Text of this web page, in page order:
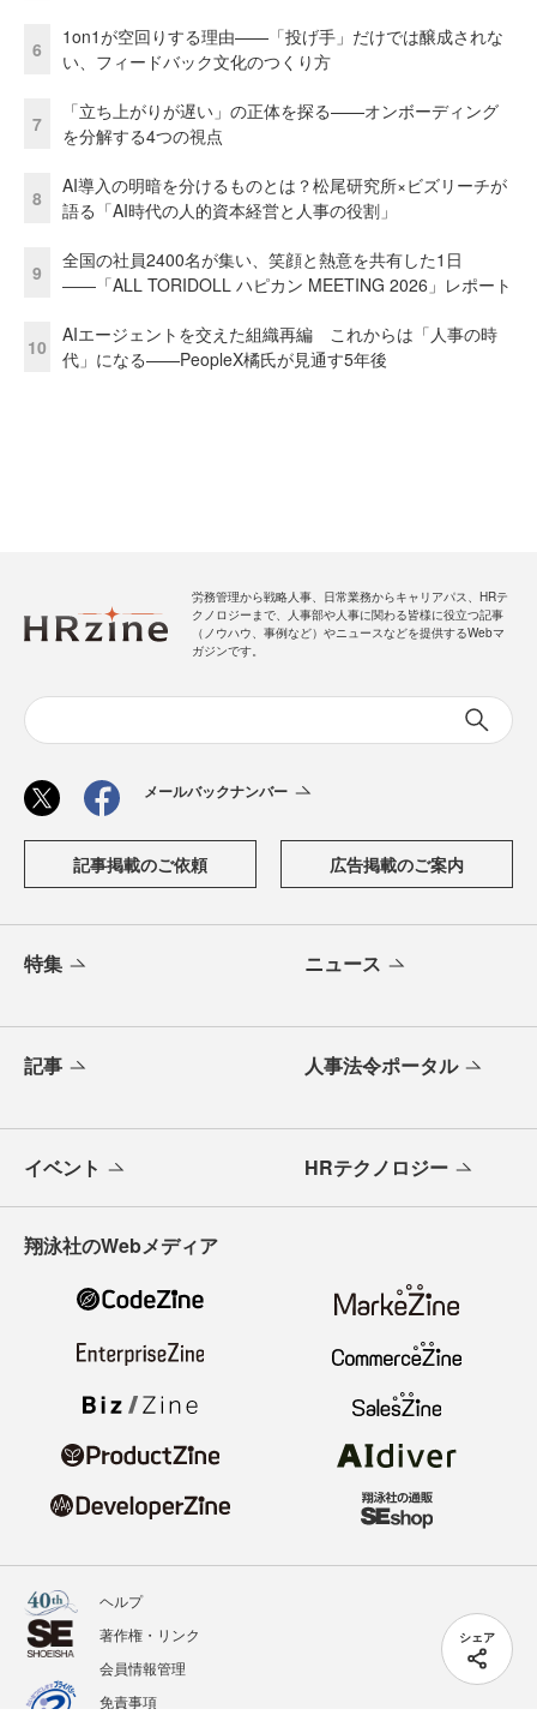
シェア
6
1on1が空回りする理由——「投げ手」だけでは醸成されな
い、フィードバック文化のつくり方
7
「立ち上がりが遅い」の正体を探る——オンボーディング
を分解する4つの視点
8
AI導入の明暗を分けるものとは？松尾研究所×ビズリーチが
語る「AI時代の人的資本経営と人事の役割」
9
全国の社員2400名が集い、笑顔と熱意を共有した1日
――「ALL TORIDOLL ハピカン MEETING 2026」レポート
10
AIエージェントを交えた組織再編 これからは「人事の時
代」になる——PeopleX橘氏が見通す5年後
労務管理から戦略人事、日常業務からキャリアパス、HRテ
クノロジーまで、人事部や人事に関わる皆様に役立つ記事
（ノウハウ、事例など）やニュースなどを提供するWebマ
ガジンです。
メールバックナンバー
記事掲載のご依頼 広告掲載のご案内
特集 ニュース
記事 人事法令ポータル
イベント HRテクノロジー
翔泳社のWebメディア
ヘルプ
著作権・リンク
会員情報管理
免責事項